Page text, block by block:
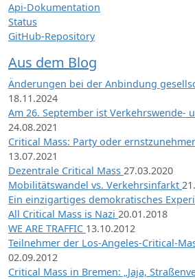
Api-Dokumentation
Status
GitHub-Repository
Aus dem Blog
Änderungen bei der Anbindung
18.11.2024
Am 26. September ist Verkehrswende-
24.08.2021
Critical Mass: Party oder
13.07.2021
Dezentrale Critical Mass 27.03.2020
Mobilitätswandel vs. Verkehrsinfarkt
Ein einzigartiges demokratisches
All Critical Mass is Nazi 20.01.2018
WE ARE TRAFFIC 13.10.2012
Teilnehmer der Los-Angeles-Critical-
02.09.2012
Critical Mass in Bremen: „Jaja,